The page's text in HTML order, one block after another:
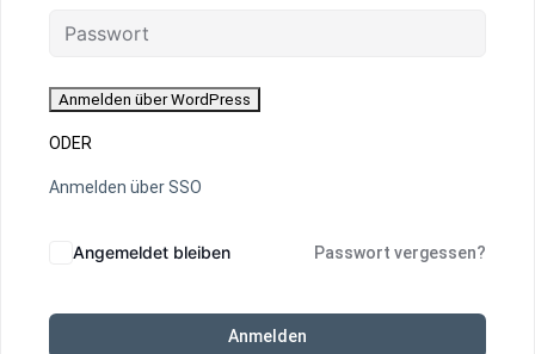
ODER
Anmelden über SSO
Angemeldet bleiben Passwort vergessen?
Anmelden